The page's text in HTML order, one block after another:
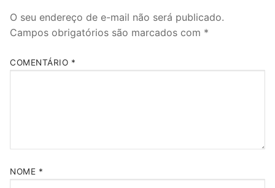
O seu endereço de e-mail não será publicado.
Campos obrigatórios são marcados com *
COMENTÁRIO *
NOME *